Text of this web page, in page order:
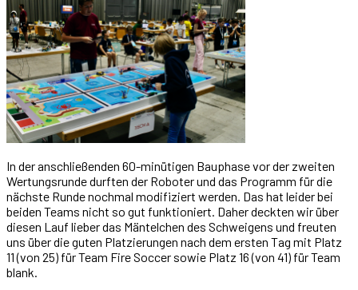
In der anschließenden 60-minütigen Bauphase vor der zweiten
Wertungsrunde durften der Roboter und das Programm für die
nächste Runde nochmal modifiziert werden. Das hat leider bei
beiden Teams nicht so gut funktioniert. Daher deckten wir über
diesen Lauf lieber das Mäntelchen des Schweigens und freuten
uns über die guten Platzierungen nach dem ersten Tag mit Platz
11 (von 25) für Team Fire Soccer sowie Platz 16 (von 41) für Team
blank.